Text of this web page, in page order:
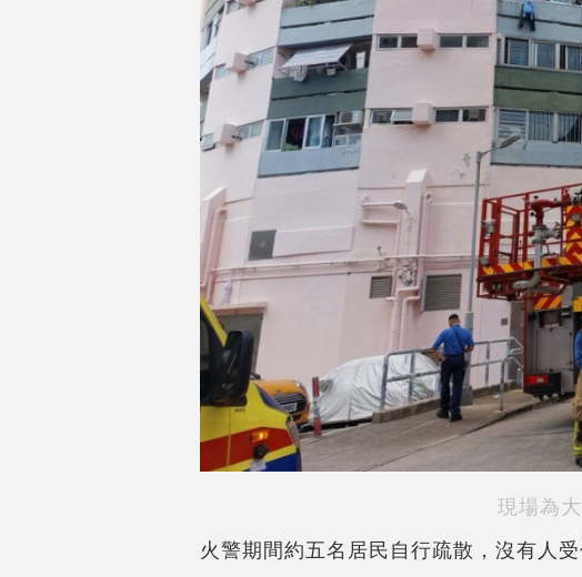
現場為
火警期間約五名居民自行疏散，沒有人